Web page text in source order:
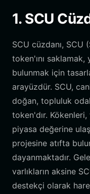
1. SCU
SCU cüzdanı,
token'ını
bulunmak için
arayüzdür. SCU,
doğan, topluluk
token'dır. Kökenleri,
piyasa değerine
projesine atıfta
dayanmaktadır.
varlıkların aksine
destekçi olarak